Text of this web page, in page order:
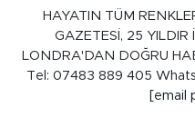
HAYATIN TÜM
GAZETESİ, 25 YILDIR
LONDRA'DAN DOĞRU
Tel: 07483 889 405
[email